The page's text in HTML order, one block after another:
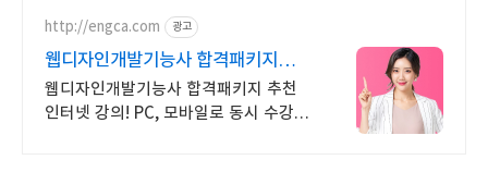
http://engca.com 광고
웹디자인개발기능사 합격패키지
PC/스마트폰 동영상강의
웹디자인개발기능사 합격패키지 추천
인터넷 강의! PC, 모바일로 동시 수강